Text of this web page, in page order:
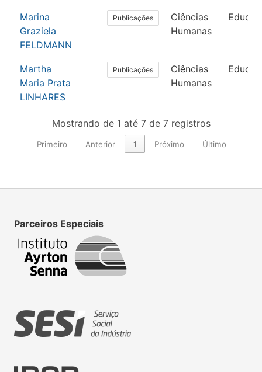
Marina
Graziela
FELDMANN
Publicações
Ciências
Humanas
Martha
Maria Prata
LINHARES
Publicações
Ciências
Humanas
Mostrando de 1 até 7 de 7 registros
Primeiro Anterior 1 Próximo Último
Parceiros Especiais